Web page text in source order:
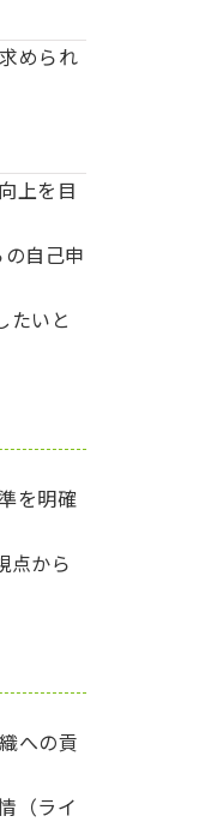
められ
上を目
自己申
たいと
を明確
点から
への貢
（ライ